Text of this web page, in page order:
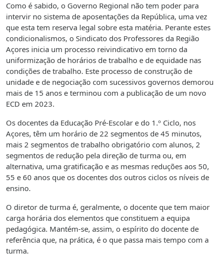
Como é sabido, o Governo Regional não tem poder para
intervir no sistema de aposentações da República, uma vez
que esta tem reserva legal sobre esta matéria. Perante estes
condicionalismos, o Sindicato dos Professores da Região
Açores inicia um processo reivindicativo em torno da
uniformização de horários de trabalho e de equidade nas
condições de trabalho. Este processo de construção de
unidade e de negociação com sucessivos governos demorou
mais de 15 anos e terminou com a publicação de um novo
ECD em 2023.
Os docentes da Educação Pré-Escolar e do 1.º Ciclo, nos
Açores, têm um horário de 22 segmentos de 45 minutos,
mais 2 segmentos de trabalho obrigatório com alunos, 2
segmentos de redução pela direção de turma ou, em
alternativa, uma gratificação e as mesmas reduções aos 50,
55 e 60 anos que os docentes dos outros ciclos os níveis de
ensino.
O diretor de turma é, geralmente, o docente que tem maior
carga horária dos elementos que constituem a equipa
pedagógica. Mantém-se, assim, o espírito do docente de
referência que, na prática, é o que passa mais tempo com a
turma.